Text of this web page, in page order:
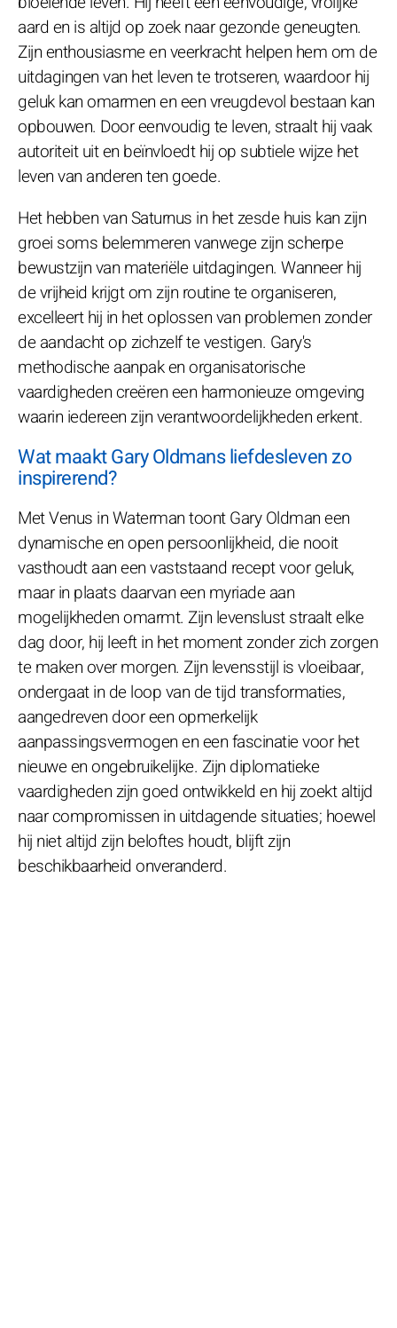
aard en is altijd op zoek naar gezonde geneugten.
Zijn enthousiasme en veerkracht helpen hem om de
uitdagingen van het leven te trotseren, waardoor hij
geluk kan omarmen en een vreugdevol bestaan kan
opbouwen. Door eenvoudig te leven, straalt hij vaak
autoriteit uit en beïnvloedt hij op subtiele wijze het
leven van anderen ten goede.
Het hebben van Saturnus in het zesde huis kan zijn
groei soms belemmeren vanwege zijn scherpe
bewustzijn van materiële uitdagingen. Wanneer hij
de vrijheid krijgt om zijn routine te organiseren,
excelleert hij in het oplossen van problemen zonder
de aandacht op zichzelf te vestigen. Gary's
methodische aanpak en organisatorische
vaardigheden creëren een harmonieuze omgeving
waarin iedereen zijn verantwoordelijkheden erkent.
Wat maakt Gary Oldmans liefdesleven zo
inspirerend?
Met Venus in Waterman toont Gary Oldman een
dynamische en open persoonlijkheid, die nooit
vasthoudt aan een vaststaand recept voor geluk,
maar in plaats daarvan een myriade aan
mogelijkheden omarmt. Zijn levenslust straalt elke
dag door, hij leeft in het moment zonder zich zorgen
te maken over morgen. Zijn levensstijl is vloeibaar,
ondergaat in de loop van de tijd transformaties,
aangedreven door een opmerkelijk
aanpassingsvermogen en een fascinatie voor het
nieuwe en ongebruikelijke. Zijn diplomatieke
vaardigheden zijn goed ontwikkeld en hij zoekt altijd
naar compromissen in uitdagende situaties; hoewel
hij niet altijd zijn beloftes houdt, blijft zijn
beschikbaarheid onveranderd.